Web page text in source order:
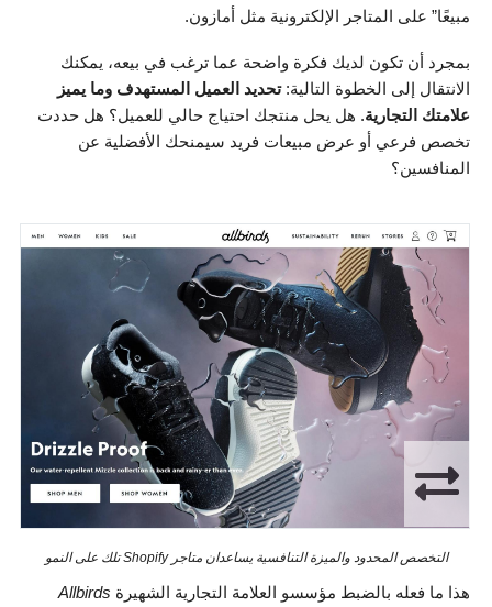
مبيعًا” على المتاجر الإلكترونية مثل أمازون.
بمجرد أن تكون لديك فكرة واضحة عما ترغب في بيعه، يمكنك
الانتقال إلى الخطوة التالية:تحديد العميل المستهدف وما يميز
علامتك التجارية. هل يحل منتجك احتياج حالي للعميل؟ هل حددت
تخصص فرعي أو عرض مبيعات فريد سيمنحك الأفضلية عن
المنافسين؟
التخصص المحدود والميزة التنافسية يساعدان متاجر Shopify تلك على النمو
هذا ما فعله بالضبط مؤسسو العلامة التجارية الشهيرة Allbirds